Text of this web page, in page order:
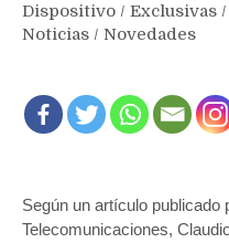
Dispositivo / Exclusivas /
Noticias / Novedades
Según un artículo publicado
Telecomunicaciones,